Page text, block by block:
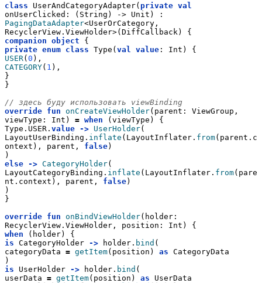
class UserAndCategoryAdapter( private val
onUserClicked: (String) -> Unit) :
PagingDataAdapter<UserOrCategory,
RecyclerView.ViewHolder>(DiffCallback) {
companion object {
private enum class Type( val value : Int) {
USER( 0 ),
CATEGORY( 1 ),
}
}
// здесь буду использовать viewBinding
override fun onCreateViewHolder(parent: ViewGroup,
viewType: Int) = when (viewType) {
Type.USER. value -> UserHolder(
LayoutUserBinding. inflate (LayoutInflater. from(parent.c
ontext), parent, false)
)
else -> CategoryHolder(
LayoutCategoryBinding. inflate (LayoutInflater. from(pare
nt.context), parent, false)
)
}
override fun onBindViewHolder(holder:
RecyclerView.ViewHolder, position: Int) {
when (holder) {
is CategoryHolder -> holder. bind (
categoryData = getItem(position) as CategoryData
)
is UserHolder -> holder. bind (
userData = getItem(position) as UserData